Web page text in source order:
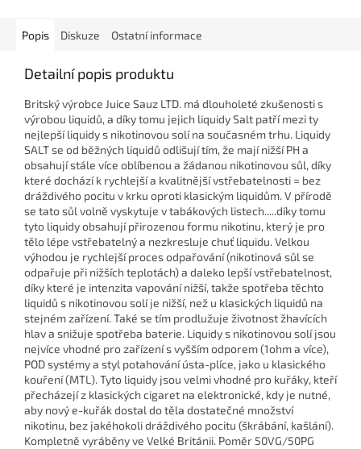
Popis Diskuze Ostatní informace
Detailní popis produktu
Britský výrobce Juice Sauz LTD. má dlouholeté zkušenosti s
výrobou liquidů, a díky tomu jejich liquidy Salt patří mezi ty
nejlepší liquidy s nikotinovou solí na současném trhu. Liquidy
SALT se od běžných liquidů odlišují tím, že mají nižší PH a
obsahují stále více oblíbenou a žádanou nikotinovou sůl, díky
které dochází k rychlejší a kvalitnější vstřebatelnosti = bez
dráždivého pocitu v krku oproti klasickým liquidům. V přírodě
se tato sůl volně vyskytuje v tabákových listech.....díky tomu
tyto liquidy obsahují přirozenou formu nikotinu, který je pro
tělo lépe vstřebatelný a nezkresluje chuť liquidu. Velkou
výhodou je rychlejší proces odpařování (nikotinová sůl se
odpařuje při nižších teplotách) a daleko lepší vstřebatelnost,
díky které je intenzita vapování nižší, takže spotřeba těchto
liquidů s nikotinovou solí je nižší, než u klasických liquidů na
stejném zařízení. Také se tím prodlužuje životnost žhavících
hlav a snižuje spotřeba baterie. Liquidy s nikotinovou solí jsou
nejvíce vhodné pro zařízení s vyšším odporem (1ohm a více),
POD systémy a styl potahování ústa-plíce, jako u klasického
kouření (MTL). Tyto liquidy jsou velmi vhodné pro kuřáky, kteří
přecházejí z klasických cigaret na elektronické, kdy je nutné,
aby nový e-kuřák dostal do těla dostatečné množství
nikotinu, bez jakéhokoli dráždivého pocitu (škrábání, kašlání).
Kompletně vyráběny ve Velké Británii. Poměr 50VG/50PG